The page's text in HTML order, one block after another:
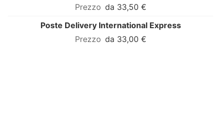
da 33,50 €
Poste Delivery International Express
da 33,00 €